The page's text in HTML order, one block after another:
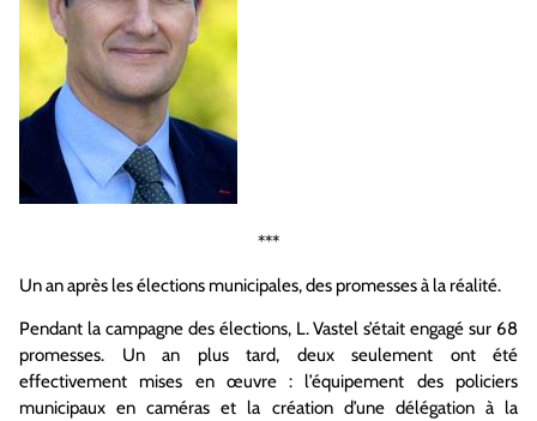
***
Un an aprèsles élections municipales, des promesses à la réalité.
Pendant la campagnedes élections, L.Vastel s’était engagé sur 68
promesses.
Un an plus tard, deux seulement ont été
effectivement mises en œuvre : l’équipement des policiers
municipaux en caméras et la création d’une délégation à la